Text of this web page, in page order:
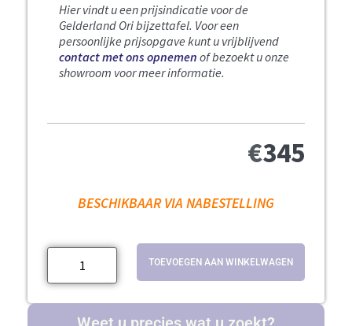
Hier vindt u een prijsindicatie voor de
Gelderland Ori bijzettafel. Voor een
persoonlijke prijsopgave kunt u vrijblijvend
contact met ons opnemen of bezoekt u onze
showroom voor meer informatie.
€345
BESCHIKBAAR VIA NABESTELLING
TOEVOEGEN AAN WINKELWAGEN